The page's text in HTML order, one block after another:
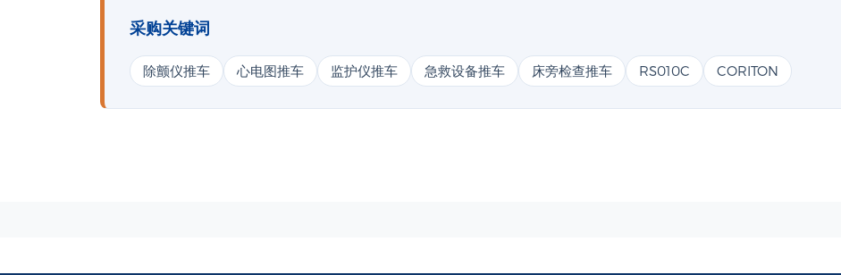
采购关键词
除颤仪推车 心电图推车 监护仪推车 急救设备推车 床旁检查推车 RS010C CORITON